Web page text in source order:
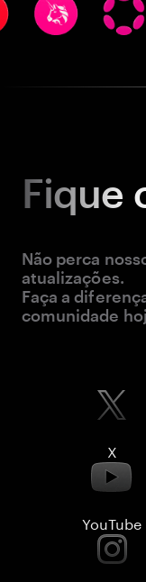
Fique
Não perca
atualizações.
Faça a
comunidade
X
YouTube